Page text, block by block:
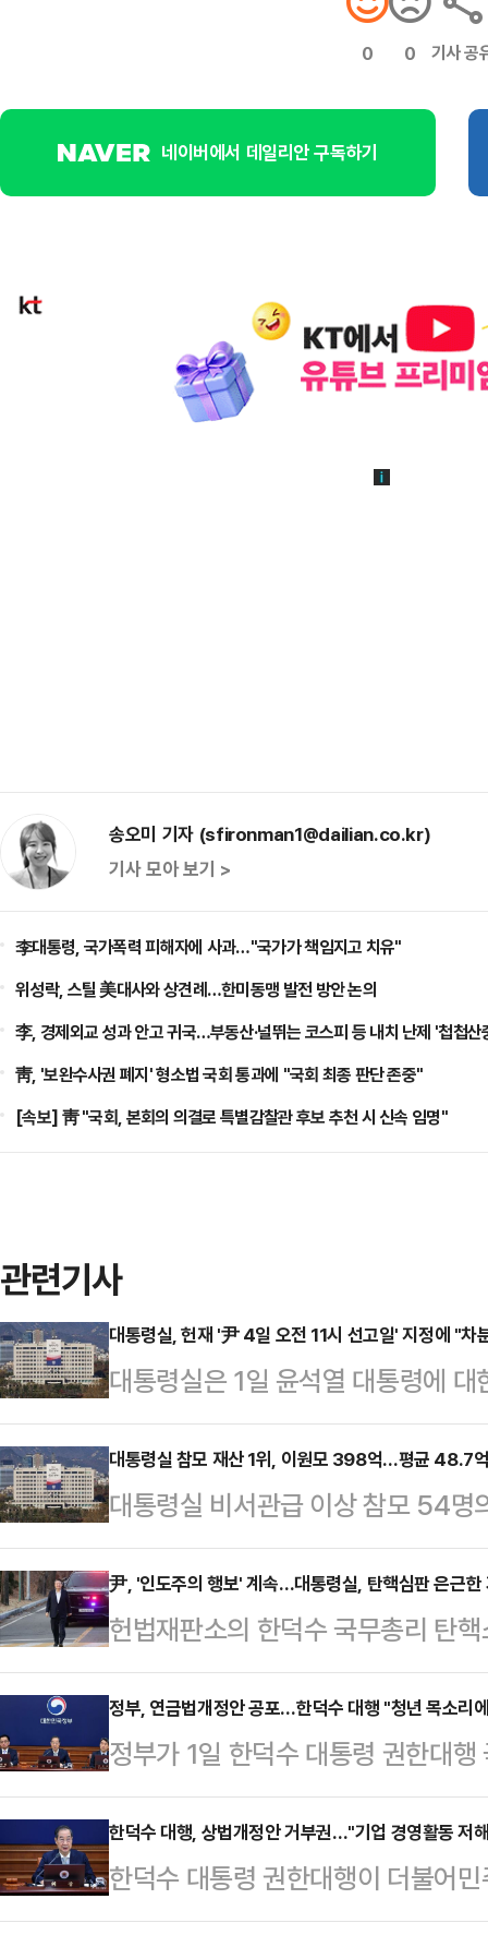
0 0 기사 공
네이버에서 데일리안 구독하기
송오미 기자 (sfironman1@dailian.co.kr)
기사 모아 보기 >
李대통령, 국가폭력 피해자에 사과…"국가가 책임지고 치유"
위성락, 스틸 美대사와 상견례…한미동맹 발전 방안 논의
李, 경제외교 성과 안고 귀국…부동산·널뛰는 코스피 등 내치 난제 '첩첩산
靑, '보완수사권 폐지' 형소법 국회 통과에 "국회 최종 판단 존중"
[속보] 靑 "국회, 본회의 의결로 특별감찰관 후보 추천 시 신속 임명"
관련기사
대통령실, 헌재 '尹 4일 오전 11시 선고일' 지정에 "차
대통령실은 1일 윤석열 대통령에
오는 4일로 결정된 데 대해 차분히
계자는 이날 언론 공지를 통해 "기
정을 기다릴 것"이라고 했다.앞서
판정에서 윤 대통령의 탄핵심판 사
와 일반인 방청이 허용된다"고 언
종변론이 종결된 이후 38일 만에
이날 정진석 …
대통령실 참모 재산 1위, 이원모 398억…평균 48.7
대통령실 비서관급 이상 참모 54
나타났다. 100억원 이상 재산을 신
위원회가 27일 관보에 게재한 지
정기 재산 변동사항' 자료에 따르
만원으로 가장 많은 재산을 신고했
이 증가했다.부인 소유 주식(278
지했다. 대형 한방병원 관련 재단
인 그…
尹, '인도주의 행보' 계속…대통령실, 탄핵심판 은근한
헌법재판소의 한덕수 국무총리 탄
열 대통령 탄핵심판 기각·각하에
통령은 정치적 사안에는 거리를 두
다. 임박한 탄핵심판 선고를 앞두고
뜻으로 읽힌다. 지난 8일 서울구치
서 칩거 중이다.대통령실 내에서도
결과로 연결될 수 있다는 희망 기류
다는 신중한 태도를 견지하는…
정부, 연금법개정안 공포…한덕수 대행 "청년 목소리
정부가 1일 한덕수 대통령 권한대
회의를 열어 '국민연금법 개정안'을
본회의에서 의결한 국민연금법 개
돈의 비율)을 현행 9%에서 13%
서 43%로 인상하는 내용을 골자
한덕수 대행, 상법개정안 거부권…"기업 경영활동 저
한덕수 대통령 권한대행이 더불어
개정안에 대해 1일 재의요구권(거